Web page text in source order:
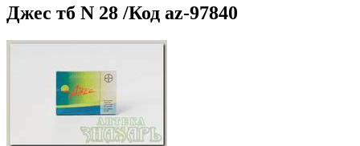
Джес тб N 28 /Код az-97840